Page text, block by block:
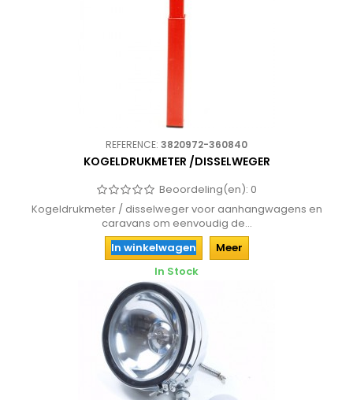
REFERENCE: 3820972-360840
KOGELDRUKMETER /DISSELWEGER
Beoordeling(en): 0
Kogeldrukmeter / disselweger voor aanhangwagens en
caravans om eenvoudig de...
In winkelwagen
Meer
In Stock